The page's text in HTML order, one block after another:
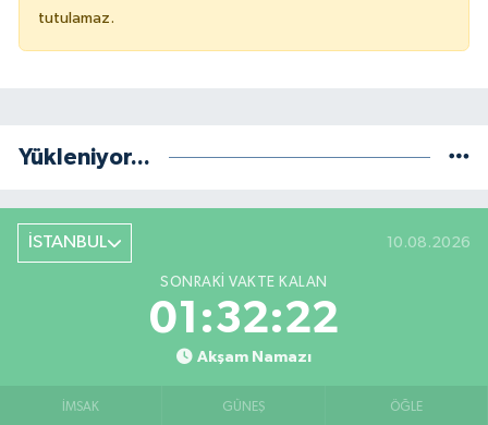
tutulamaz.
Yükleniyor...
İSTANBUL 10.08.2026
SONRAKI VAKTE KALAN
01:32:22
Akşam Namazı
İMSAK GÜNEŞ ÖĞLE